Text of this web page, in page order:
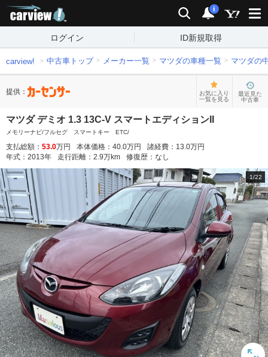
検索 通知
i
ログイン ID新規取得
carview! 中古車トップ メーカー一覧 マツダの車種一覧 マツダの
提供：
お気に入り
一覧を見る
最近見た
中古車
マツダ デミオ 1.3 13C-V スマートエディションII
メモリーナビ/フルセグ スマートキー ETC/
支払総額： 53.0万円 本体価格： 40.0万円 諸経費： 13.0万円
年式： 2013年 走行距離： 2.9万km 修復歴： なし
1/22